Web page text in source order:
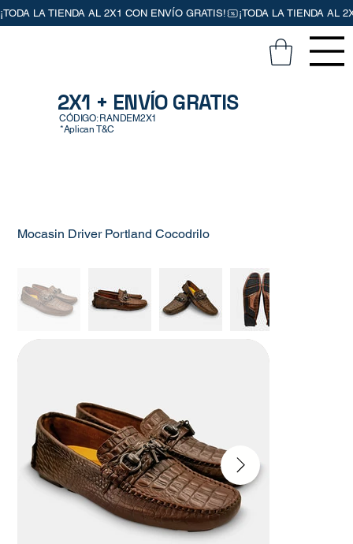
2X1 + ENVÍO GRATIS
CÓDIGO: RANDEM2X1
*Aplican T&C
Mocasin Driver Portland Cocodrilo